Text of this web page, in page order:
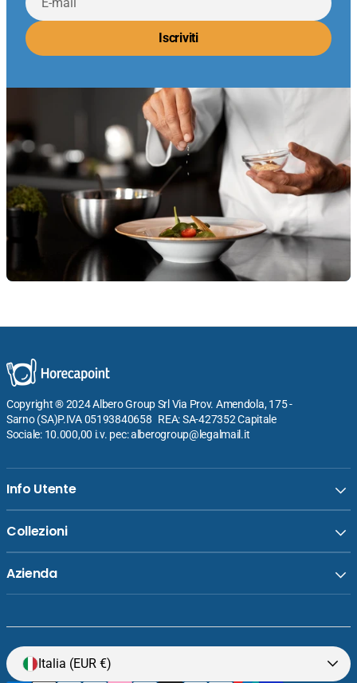
Venditore:
Lama 7 cm Per Lavorazione Verdure - Set 3
Prezzo
normale
mail
Iscriviti
Copyright ® 2024 Albero Group Srl Via Prov. Amendola, 175 -
Sarno (SA)P.IVA 05193840658 REA: SA-427352 Capitale
Sociale: 10.000,00 i.v. pec: alberogroup@legalmail.it
Info Utente
Collezioni
Azienda
Italia (EUR €)